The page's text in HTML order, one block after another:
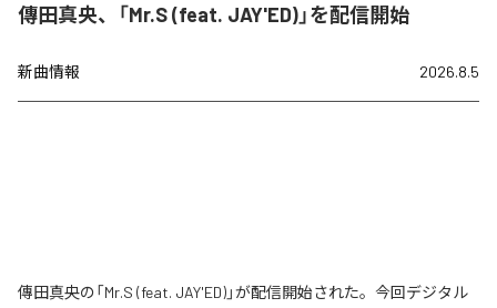
傳田真央、「Mr.S (feat. JAY'ED)」を配信開始
新曲情報 2026.8.5
傳田真央の「Mr.S (feat. JAY'ED)」が配信開始された。今回デジタル